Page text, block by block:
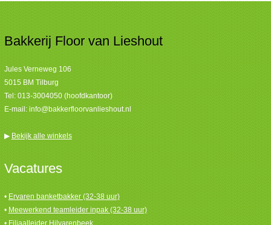
Bakkerij Floor van Lieshout
Jules Verneweg 106
5015 BM Tilburg
Tel: 013-3004050 (hoofdkantoor)
E-mail: info@bakkerfloorvanlieshout.nl
▶ Bekijk alle winkels
Vacatures
• Ervaren banketbakker (32-38 uur)
• Meewerkend teamleider inpak (32-38 uur)